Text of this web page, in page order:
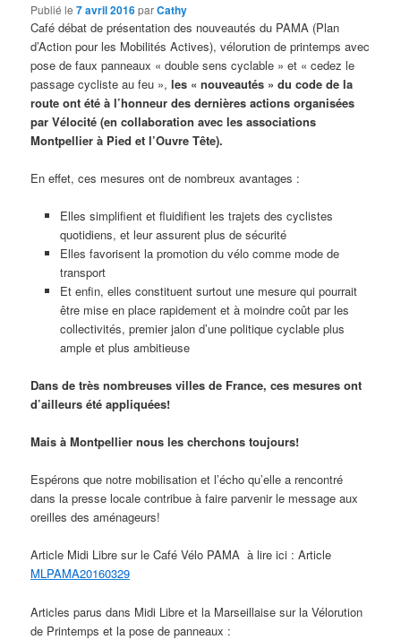
Publié le7 avril 2016parCathy
Café débat de présentation des nouveautés du PAMA (Plan
d’Action pour les Mobilités Actives), vélorution de printemps avec
pose de faux panneaux « double sens cyclable » et « cedez le
passage cycliste au feu »,les « nouveautés » du code de la
route ont été à l’honneur des dernières actions organisées
par Vélocité (en collaboration avec les associations
Montpellier à Pied et l’Ouvre Tête).
En effet, ces mesures ont de nombreux avantages :
Elles simplifient et fluidifient les trajets des cyclistes
quotidiens, et leur assurent plus de sécurité
Elles favorisent la promotion du vélo comme mode de
transport
Et enfin, elles constituent surtout une mesure qui pourrait
être mise en place rapidement et à moindre coût par les
collectivités, premier jalon d’une politique cyclable plus
ample et plus ambitieuse
Dans de très nombreuses villes de France, ces mesures ont
d’ailleurs été appliquées!
Mais à Montpellier nous les cherchons toujours!
Espérons que notre mobilisation et l’écho qu’elle a rencontré
dans la presse locale contribue à faire parvenir le message aux
oreilles des aménageurs!
Article Midi Libre sur le Café Vélo PAMA à lire ici : Article
MLPAMA20160329
Articles parus dans Midi Libre et la Marseillaise sur la Vélorution
de Printemps et la pose de panneaux :